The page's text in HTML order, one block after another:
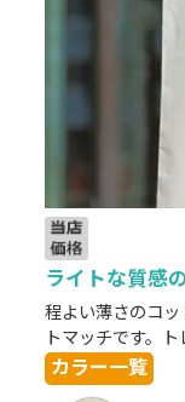
ライトな質感
程よい薄さのコ
トマッチです。
カラー一覧